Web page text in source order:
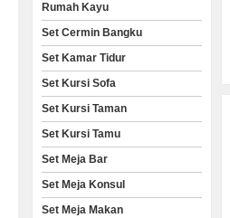
Rumah Kayu
Set Cermin Bangku
Set Kamar Tidur
Set Kursi Sofa
Set Kursi Taman
Set Kursi Tamu
Set Meja Bar
Set Meja Konsul
Set Meja Makan